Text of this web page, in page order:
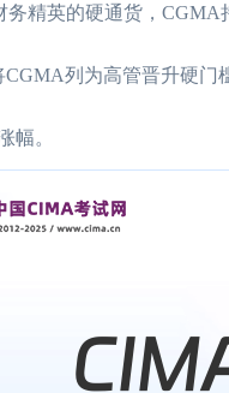
英的硬通货，CGMA
列为高管晋升硬
幅。